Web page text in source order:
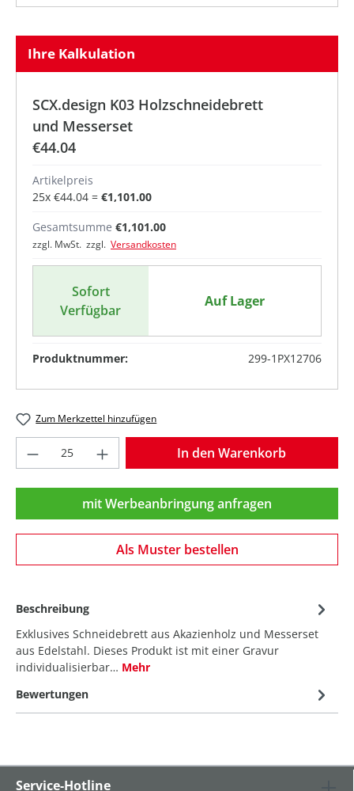
Ihre Kalkulation
SCX.design K03 Holzschneidebrett
und Messerset
€44.04
Artikelpreis
25x €44.04 = €1,101.00
Gesamtsumme €1,101.00
zzgl. MwSt. zzgl. Versandkosten
Sofort
Verfügbar
Auf Lager
Produktnummer: 299-1PX12706
Zum Merkzettel hinzufügen
Produkt Anzahl: Gib den gewünschten
In den Warenkorb
mit Werbeanbringung anfragen
Als Muster bestellen
Beschreibung
Exklusives Schneidebrett aus Akazienholz und Messerset
aus Edelstahl. Dieses Produkt ist mit einer Gravur
individualisierbar… Mehr
Bewertungen
Service-Hotline